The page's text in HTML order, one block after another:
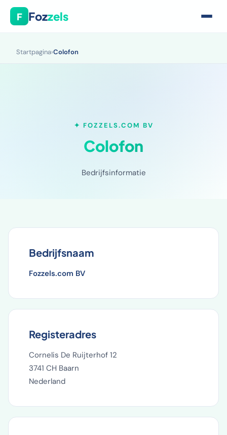
F Fozzels
Startpagina›Colofon
✦ FOZZELS.COM BV
Colofon
Bedrijfsinformatie
Bedrijfsnaam
Fozzels.com BV
Registeradres
Cornelis De Ruijterhof 12
3741 CH Baarn
Nederland